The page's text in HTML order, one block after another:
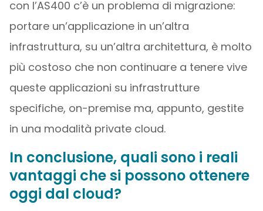
con l’AS400 c’è un problema di migrazione:
portare un’applicazione in un’altra
infrastruttura, su un’altra architettura, è molto
più costoso che non continuare a tenere vive
queste applicazioni su infrastrutture
specifiche, on-premise ma, appunto, gestite
in una modalità private cloud.
In conclusione, quali sono i reali
vantaggi che si possono ottenere
oggi dal cloud?